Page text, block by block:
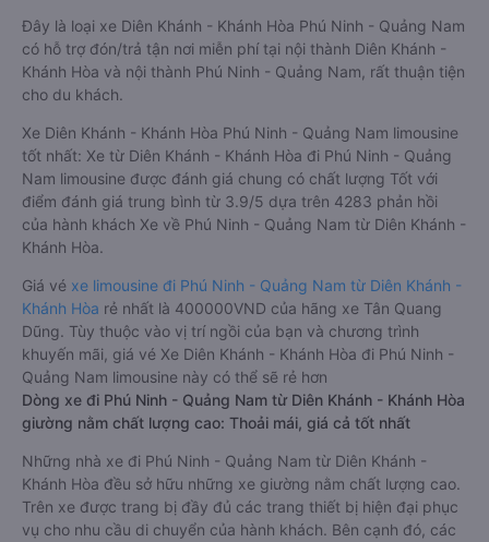
Đây là loại xe Diên Khánh - Khánh Hòa Phú Ninh - Quảng Nam
có hỗ trợ đón/trả tận nơi miễn phí tại nội thành Diên Khánh -
Khánh Hòa và nội thành Phú Ninh - Quảng Nam, rất thuận tiện
cho du khách.
Xe Diên Khánh - Khánh Hòa Phú Ninh - Quảng Nam limousine
tốt nhất: Xe từ Diên Khánh - Khánh Hòa đi Phú Ninh - Quảng
Nam limousine được đánh giá chung có chất lượng Tốt với
điểm đánh giá trung bình từ 3.9/5 dựa trên 4283 phản hồi
của hành khách Xe về Phú Ninh - Quảng Nam từ Diên Khánh -
Khánh Hòa.
Giá vé xe limousine đi Phú Ninh - Quảng Nam từ Diên Khánh -
Khánh Hòa rẻ nhất là 400000VND của hãng xe Tân Quang
Dũng. Tùy thuộc vào vị trí ngồi của bạn và chương trình
khuyến mãi, giá vé Xe Diên Khánh - Khánh Hòa đi Phú Ninh -
Quảng Nam limousine này có thể sẽ rẻ hơn
Dòng xe đi Phú Ninh - Quảng Nam từ Diên Khánh - Khánh Hòa
giường nằm chất lượng cao: Thoải mái, giá cả tốt nhất
Những nhà xe đi Phú Ninh - Quảng Nam từ Diên Khánh -
Khánh Hòa đều sở hữu những xe giường nằm chất lượng cao.
Trên xe được trang bị đầy đủ các trang thiết bị hiện đại phục
vụ cho nhu cầu di chuyển của hành khách. Bên cạnh đó, các